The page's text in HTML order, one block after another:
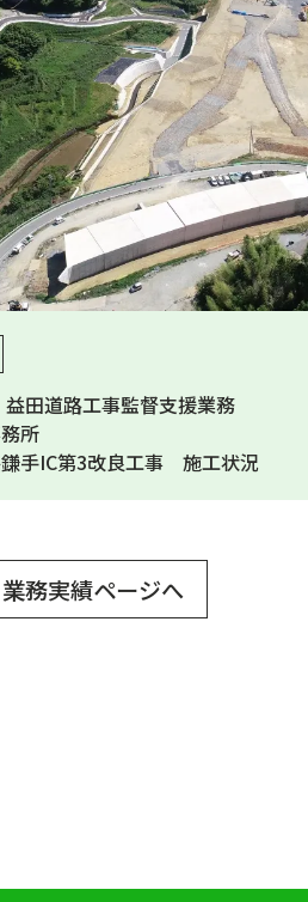
田道路工事監督支援業務
所
手IC第3改良工事 施工状況
業務実績ページへ